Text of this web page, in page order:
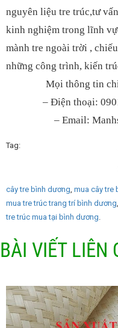
nguyên liệu tre trúc,tư
kinh nghiệm trong lĩnh
mành tre ngoài trời ,
những công trình, kiến
Mọi thông tin
– Điện thoại:
– Email:
Tag
cây tre bình dương mua cây tre
mua tre trúc trang trí bình dương
tre trúc mua tại bình dương
BÀI VIẾT LIÊN